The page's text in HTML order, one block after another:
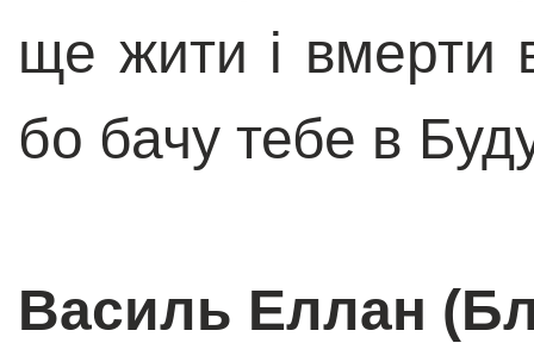
ще жити і вмерти
бо бачу тебе в
Василь Еллан